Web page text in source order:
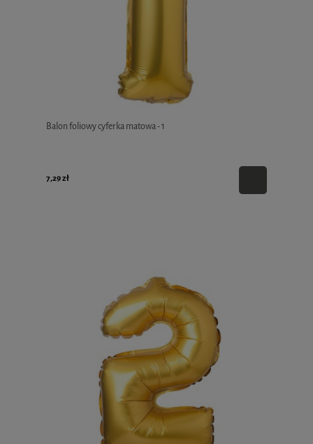
Balon foliowy cyferka matowa - 1
7,29 zł